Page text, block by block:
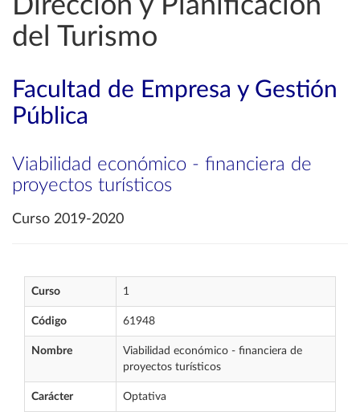
del Turismo
Facultad de Empresa y Gestión
Pública
Viabilidad económico - financiera de
proyectos turísticos
Curso 2019-2020
Curso 1
Código 61948
Nombre
Viabilidad económico - financiera de
proyectos turísticos
Carácter Optativa